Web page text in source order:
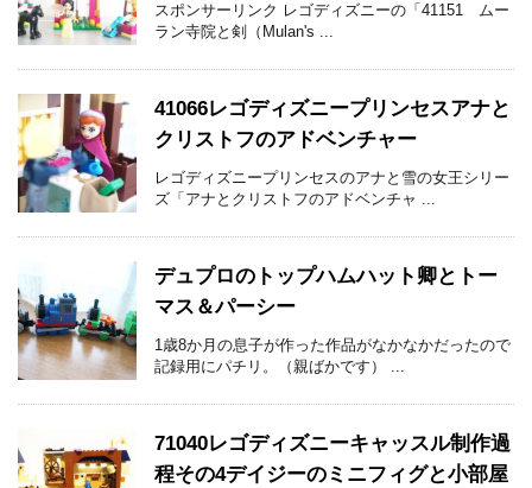
スポンサーリンク レゴディズニーの「41151 ムー
ラン寺院と剣（Mulan's ...
41066レゴディズニープリンセスアナと
クリストフのアドベンチャー
レゴディズニープリンセスのアナと雪の女王シリー
ズ「アナとクリストフのアドベンチャ ...
デュプロのトップハムハット卿とトー
マス＆パーシー
1歳8か月の息子が作った作品がなかなかだったので
記録用にパチリ。（親ばかです） ...
71040レゴディズニーキャッスル制作過
程その4デイジーのミニフィグと小部屋